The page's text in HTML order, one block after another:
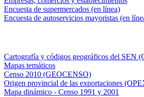
Encuesta de supermercados (en línea)
Encuesta de autoservicios mayoristas (en
Cartografía y códigos geográficos del SEN
Mapas temáticos
Censo 2010 (GEOCENSO)
Origen provincial de las exportaciones
Mapa dinámico - Censo 1991 y 2001